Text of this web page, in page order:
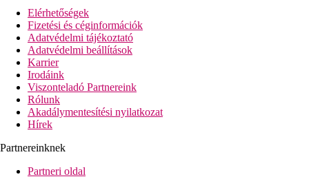
Elérhetőségek
Fizetési és céginformációk
Adatvédelmi tájékoztató
Adatvédelmi beállítások
Karrier
Irodáink
Viszonteladó Partnereink
Rólunk
Akadálymentesítési nyilatkozat
Hírek
Partnereinknek
Partneri oldal